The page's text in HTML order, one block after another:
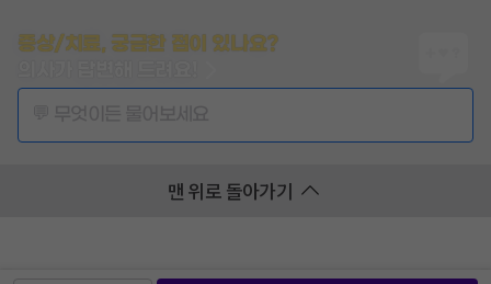
증상/치료, 궁금한 점이 있나요?
맨 위로 돌아가기